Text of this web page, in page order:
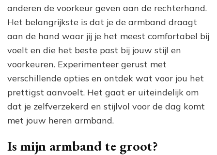
anderen de voorkeur geven aan de rechterhand.
Het belangrijkste is dat je de armband draagt
aan de hand waar jij je het meest comfortabel bij
voelt en die het beste past bij jouw stijl en
voorkeuren. Experimenteer gerust met
verschillende opties en ontdek wat voor jou het
prettigst aanvoelt. Het gaat er uiteindelijk om
dat je zelfverzekerd en stijlvol voor de dag komt
met jouw heren armband.
Is mijn armband te groot?